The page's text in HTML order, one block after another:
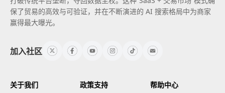
保了贸易的高效与可验证，并在不断演进的 AI 搜索格局中为商家
赢得最大曝光。
加入社区
关于我们 政策支持 帮助中心